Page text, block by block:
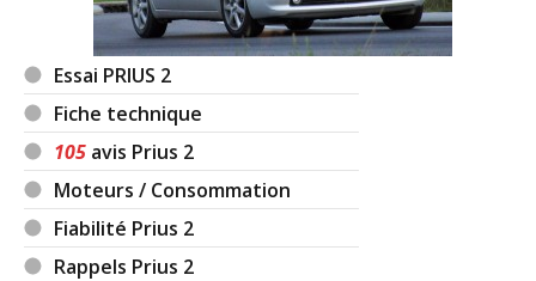
Essai PRIUS 2
Fiche technique
105 avis Prius 2
Moteurs / Consommation
Fiabilité Prius 2
Rappels Prius 2